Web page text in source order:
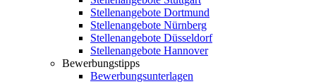
Stellenangebote Dortmund
Stellenangebote Nürnberg
Stellenangebote Düsseldorf
Stellenangebote Hannover
Bewerbungstipps
Bewerbungsunterlagen